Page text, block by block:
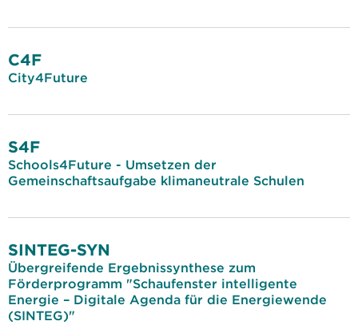
C4F
City4Future
S4F
Schools4Future - Umsetzen der
Gemeinschaftsaufgabe klimaneutrale Schulen
SINTEG-SYN
Übergreifende Ergebnissynthese zum
Förderprogramm "Schaufenster intelligente
Energie – Digitale Agenda für die Energiewende
(SINTEG)"